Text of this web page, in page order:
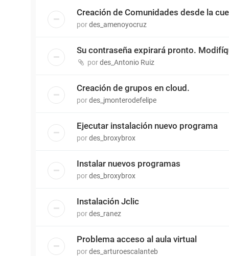
Creación de Comunidades desde la
pordes_amenoyocruz
Su contraseña expirará pronto.
pordes_Antonio Ruiz
Creación de grupos en cloud.
pordes_jmonterodefelipe
Ejecutar instalación nuevo programa
pordes_broxybrox
Instalar nuevos programas
pordes_broxybrox
Instalación Jclic
pordes_ranez
Problema acceso al aula virtual
pordes_arturoescalanteb